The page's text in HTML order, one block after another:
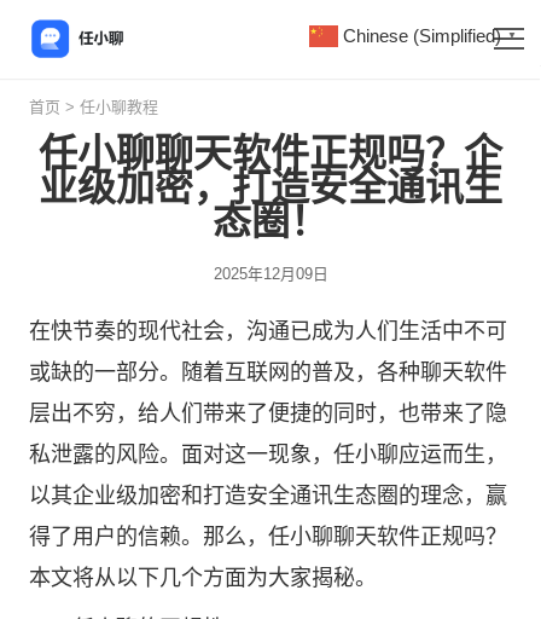
首页 > 任小聊教程
任小聊聊天软件正规吗？企
业级加密，打造安全通讯生
态圈！
2025年12月09日
在快节奏的现代社会，沟通已成为人们生活中不可
或缺的一部分。随着互联网的普及，各种聊天软件
层出不穷，给人们带来了便捷的同时，也带来了隐
私泄露的风险。面对这一现象， 任小聊应运而生，
以其企业级加密和打造安全通讯生态圈的理念，赢
得了用户的信赖。那么，任小聊聊天软件正规吗？
本文将从以下几个方面为大家揭秘。
Chinese (Simplified) ▼